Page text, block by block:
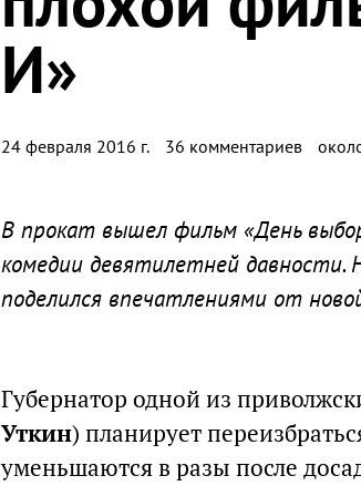
И»
24 февраля 2016 г. 36 комментариев
В прокат вышел фильм «День
комедии девятилетней
поделился впечатлениями от
Губернатор одной из
Уткин) планирует
уменьшаются в разы после